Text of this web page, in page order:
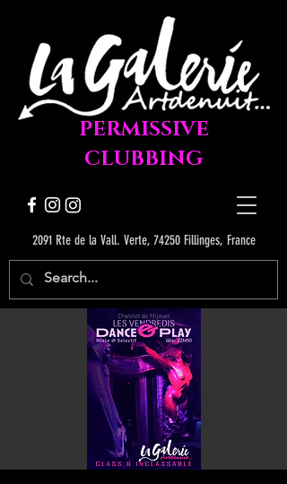
2091 Rte de la Vall. Verte, 74250 Fillinges, France
PERMISSIVE
CLUBBING